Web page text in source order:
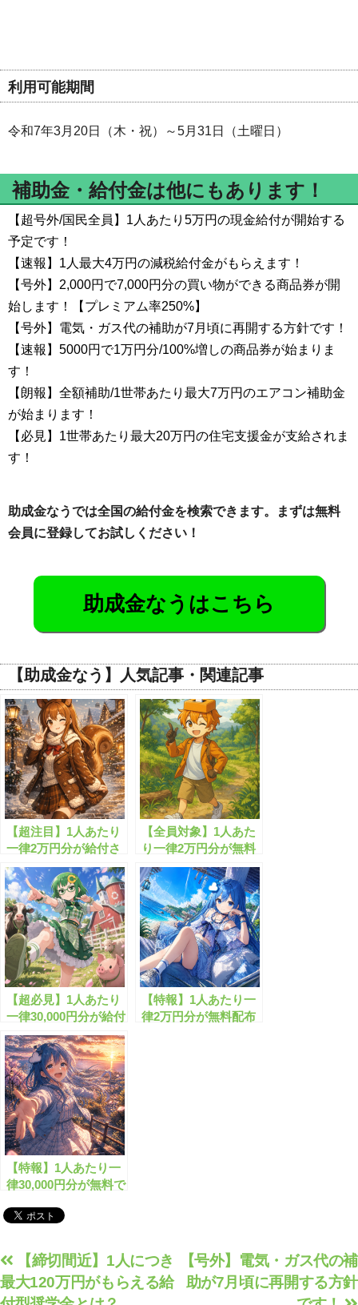
利用可能期間
令和7年3月20日（木・祝）～5月31日（土曜日）
補助金・給付金は他にもあります！
【超号外/国民全員】1人あたり5万円の現金給付が開始する
予定です！
【速報】1人最大4万円の減税給付金がもらえます！
【号外】2,000円で7,000円分の買い物ができる商品券が開
始します！【プレミアム率250%】
【号外】電気・ガス代の補助が7月頃に再開する方針です！
【速報】5000円で1万円分/100%増しの商品券が始まりま
す！
【朗報】全額補助/1世帯あたり最大7万円のエアコン補助金
が始まります！
【必見】1世帯あたり最大20万円の住宅支援金が支給されま
す！
助成金なうでは全国の給付金を検索できます。まずは無料
会員に登録してお試しください！
助成金なうはこちら
【助成金なう】人気記事・関連記事
【超注目】1人あたり
一律2万円分が給付さ
れまし!!
【全員対象】1人あた
り一律2万円分が無料
配布されます！
【超必見】1人あたり
一律30,000円分が給付
されます！
【特報】1人あたり一
律2万円分が無料配布
【特報】1人あたり一
律30,000円分が無料で
投
稿
【号外】電気・ガス代の補
助が7月頃に再開する方針
【締切間近】1人につき
最大120万円がもらえる給